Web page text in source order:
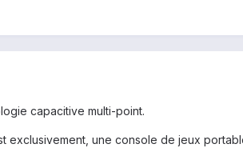
capacitive multi-point.
exclusivement, une console de jeux